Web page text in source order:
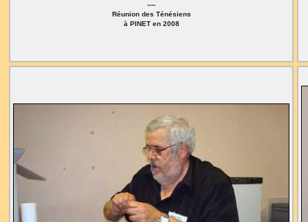
----
Réunion des Ténésiens
à PINET en 2008